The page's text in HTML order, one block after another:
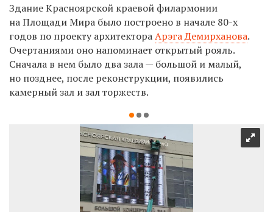
Здание Красноярской краевой филармонии
на Площади Мира было построено в начале 80-х
годов по проекту архитектораАрэга Демирханова.
Очертаниями оно напоминает открытый рояль.
Сначала в нем было два зала — большой и малый,
но позднее, после реконструкции, появились
камерный зал и зал торжеств.